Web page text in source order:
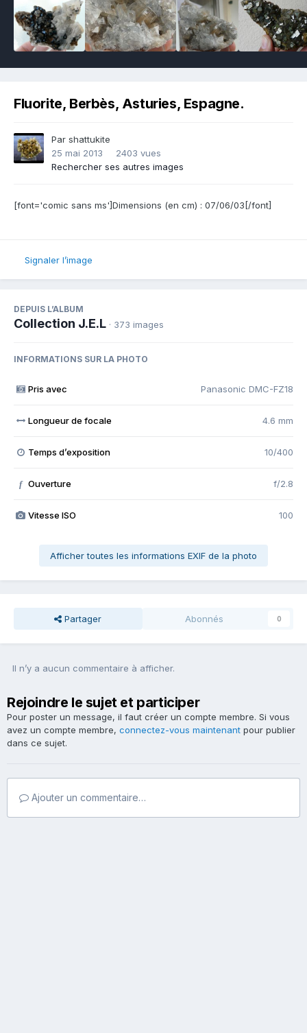
Fluorite, Berbès, Asturies, Espagne.
Par shattukite
25 mai 2013
2403 vues
Rechercher ses autres images
[font='comic sans ms']Dimensions (en cm) : 07/06/03[/font]
Signaler l’image
DEPUIS L’ALBUM
Collection J.E.L · 373 images
INFORMATIONS SUR LA PHOTO
Pris avec Panasonic DMC-FZ18
Longueur de focale 4.6 mm
Temps d’exposition 10/400
f Ouverture f/2.8
Vitesse ISO 100
Afficher toutes les informations EXIF de la photo
Partager Abonnés 0
Il n’y a aucun commentaire à afficher.
Rejoindre le sujet et participer
Pour poster un message, il faut créer un compte membre. Si vous
avez un compte membre, connectez-vous maintenant pour publier
dans ce sujet.
Ajouter un commentaire…